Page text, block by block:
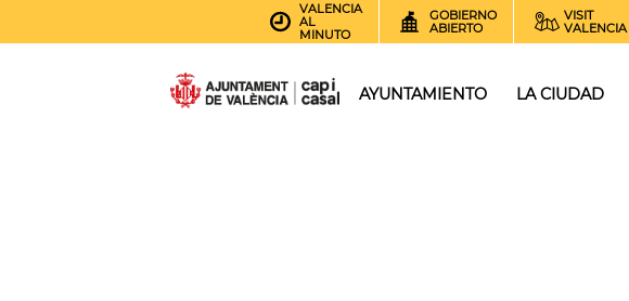
VALENCIA
AL
MINUTO
GOBIERNO
ABIERTO
VISIT
VALENCIA
AYUNTAMIENTO LA CIUDAD